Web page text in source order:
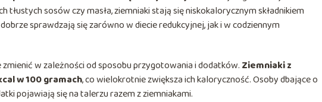
tłustych sosów czy masła, ziemniaki stają się niskokalorycznym składnikiem
sprawdzają się zarówno w diecie redukcyjnej, jak i w codziennym
w zależności od sposobu przygotowania i dodatków. Ziemniaki z
w 100 gramach, co wielokrotnie zwiększa ich kaloryczność. Osoby dbające o
pojawiają się na talerzu razem z ziemniakami.